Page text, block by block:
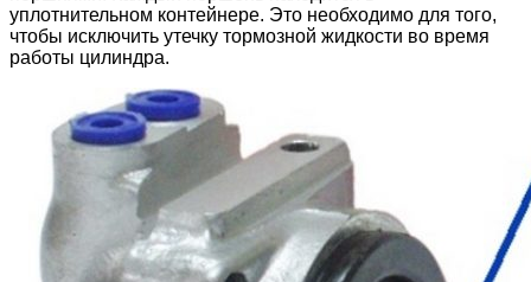
уплотнительном контейнере. Это необходимо для того,
чтобы исключить утечку тормозной жидкости во время
работы цилиндра.